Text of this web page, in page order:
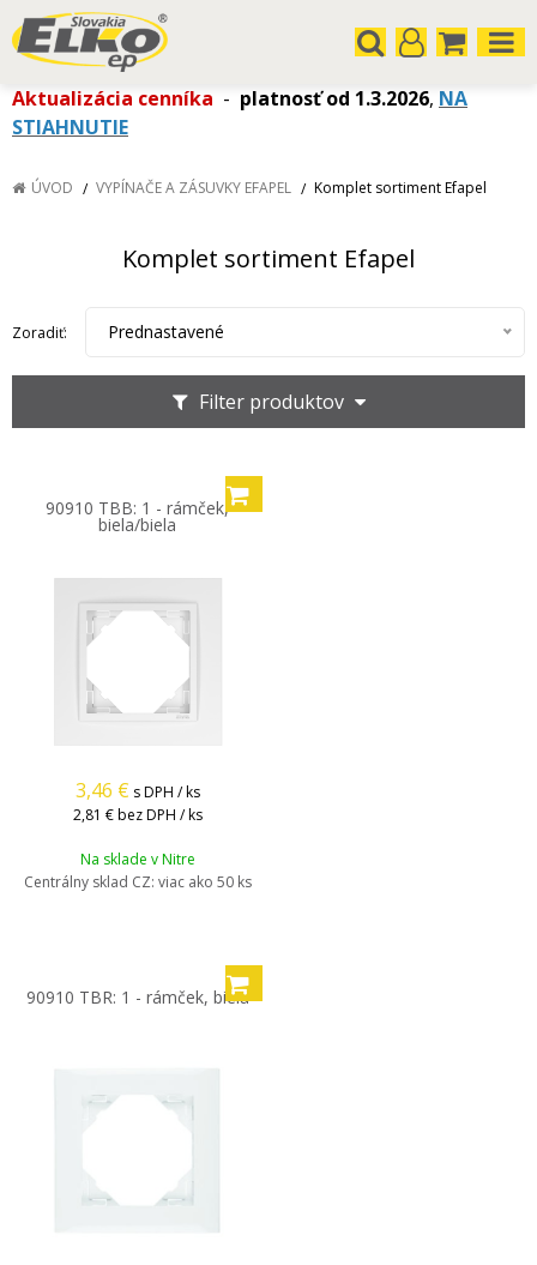
Aktualizácia cenníka - platnosť od 1.3.2026, NA
STIAHNUTIE
ÚVOD VYPÍNAČE A ZÁSUVKY EFAPEL Komplet sortiment Efapel
Komplet sortiment Efapel
Filter produktov
Zoradiť: Prednastavené
90910 TBB: 1 - rámček,
biela/biela
3,46 € s DPH / ks
2,81 € bez DPH / ks
Na sklade v Nitre
Centrálny sklad CZ: viac ako 50 ks
90910 TBR: 1 - rámček, biela